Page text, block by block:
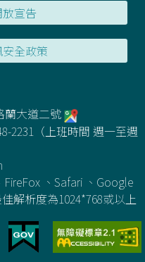
宣告
全政策
蘭大道二號
2231（上班時間 週一至週
、Safari 、Google
解析度為1024*768或以上